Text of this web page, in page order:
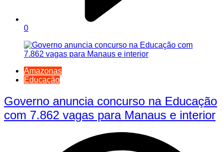
0
Amazonas
Educação
Governo anuncia concurso na Educação
com 7.862 vagas para Manaus e interior